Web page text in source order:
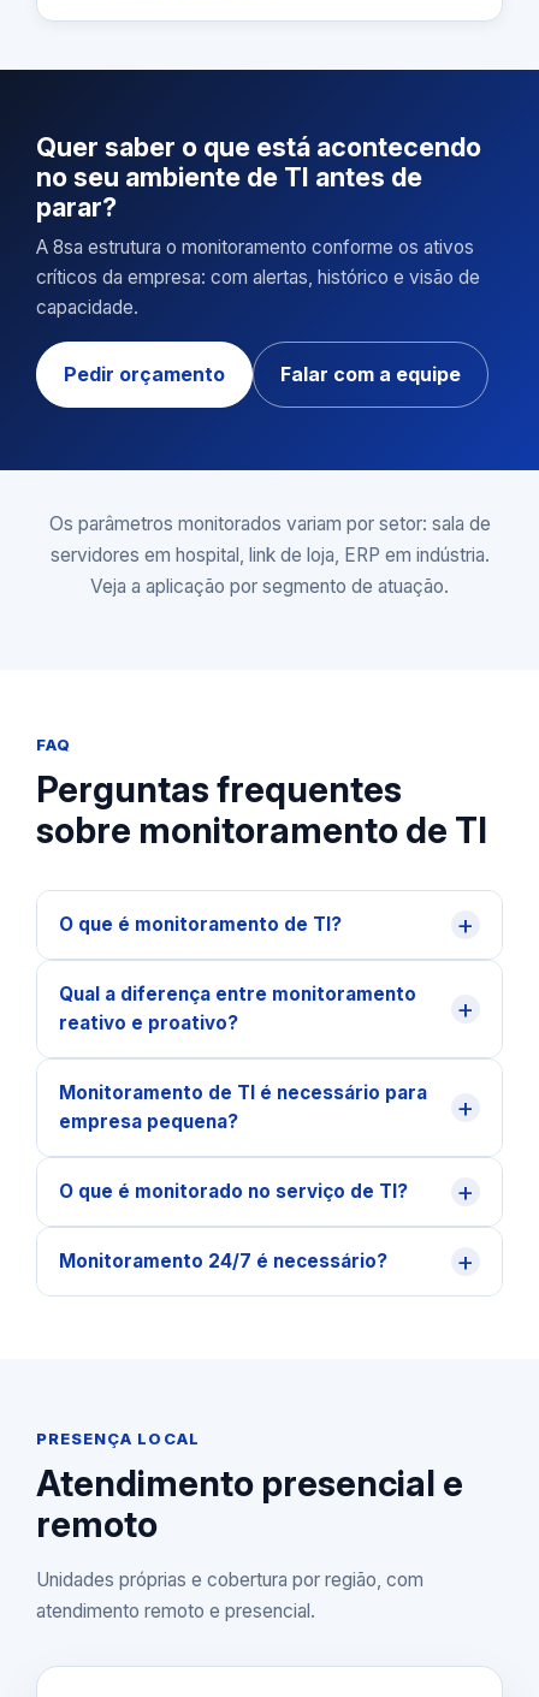
Quer saber o que está acontecendo
no seu ambiente de TI antes de
parar?
A 8sa estrutura o monitoramento conforme os ativos
críticos da empresa: com alertas, histórico e visão de
capacidade.
Pedir orçamento Falar com a equipe
Os parâmetros monitorados variam por setor: sala de
servidores em hospital, link de loja, ERP em indústria.
Veja a aplicação por segmento de atuação.
FAQ
Perguntas frequentes
sobre monitoramento de TI
O que é monitoramento de TI? +
Qual a diferença entre monitoramento
reativo e proativo?
+
Monitoramento de TI é necessário para
empresa pequena?
+
O que é monitorado no serviço de TI? +
Monitoramento 24/7 é necessário? +
PRESENÇA LOCAL
Atendimento presencial e
remoto
Unidades próprias e cobertura por região, com
atendimento remoto e presencial.